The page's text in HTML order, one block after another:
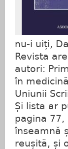
nu-i uiți,
Revista
autori:
în
Uniunii
Și lista ar
pagina 77,
înseamnă
reușită, și